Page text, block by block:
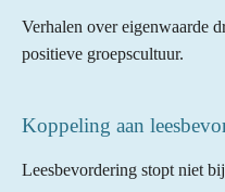
Verhalen over eigenwaarde
positieve groepscultuur.
Koppeling aan
Leesbevordering stopt niet